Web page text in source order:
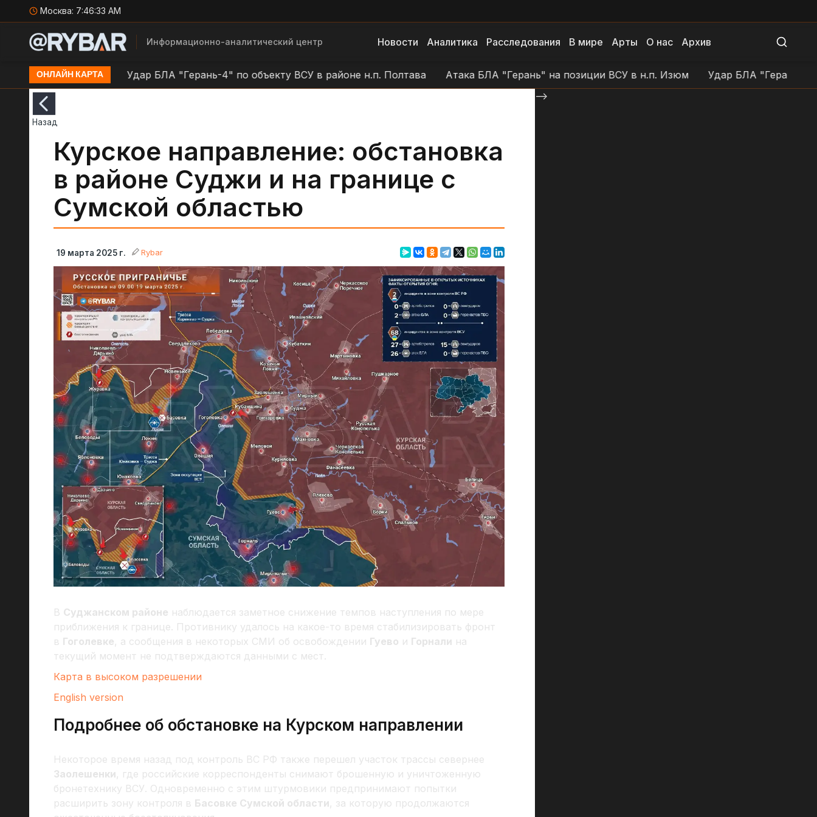
Москва: 7:46:34 AM
Информационно-аналитический центр Новости Аналитика Расследования В мире Арты О нас Архив
ОНЛАЙН КАРТА
Павлоград Удар БЛА "Герань-4" по объекту ВСУ в районе н.п. Полтава Атака БЛА "Герань" на позиции ВСУ в н.п. Изюм Удар БЛА "Герань-4" по
Назад
Курское направление: обстановка
в районе Суджи и на границе с
Сумской областью
19 марта 2025 г. Rybar
В Суджанском районе наблюдается заметное снижение темпов наступления по мере
приближения к границе. Противнику удалось на какое-то время стабилизировать фронт
в Гоголевке, а сообщения в некоторых СМИ об освобождении Гуево и Горнали на
текущий момент не подтверждаются данными с мест.
Карта в высоком разрешении
English version
Подробнее об обстановке на Курском направлении
Некоторое время назад под контроль ВС РФ также перешел участок трассы севернее
Заолешенки, где российские корреспонденты снимают брошенную и уничтоженную
бронетехнику ВСУ. Одновременно с этим штурмовики предпринимают попытки
расширить зону контроля в Басовке Сумской области, за которую продолжаются
-->